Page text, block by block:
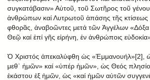
συγκατάβασιν» Αὐτοῦ, τοῦ Σωτῆρος τοῦ
ἀνθρώπων καί Λυτρωτοῦ ἁπάσης τῆς κτίσεως
φθορᾶς, ἀναβοῶντες μετά τῶν Ἀγγέλων «Δόξα
Θεῷ καί ἐπί γῆς εἰρήνη, ἐν ἀνθρώποις
Ὁ Χριστός ἀπεκαλύφθη ὡς «Ἐμμανουήλ»[2],
μεθ᾿ ἡμῶν» καί «ὑπέρ ἡμῶν», ὡς Θεός
ἑκάστου ἐξ ἡμῶν, ὡς «καί ἡμῶν αὐτῶν